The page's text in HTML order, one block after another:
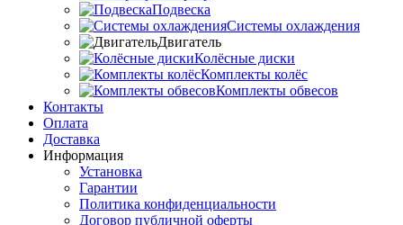
Подвеска
Системы охлаждения
Двигатель
Колёсные диски
Комплекты колёс
Комплекты обвесов
Контакты
Оплата
Доставка
Информация
Установка
Гарантии
Политика конфиденциальности
Договор публичной оферты